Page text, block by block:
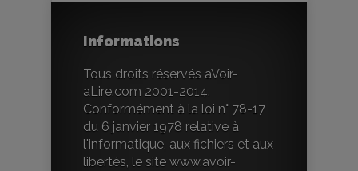
Informations
Tous droits réservés aVoir-
aLire.com 2001-2014.
Conformément à la loi n° 78-17
du 6 janvier 1978 relative à
l'informatique, aux fichiers et aux
libertés, le site www.avoir-